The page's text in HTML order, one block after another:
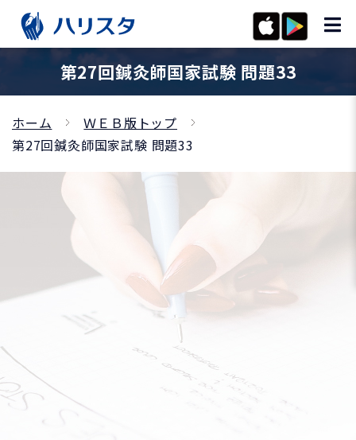
第27回鍼灸師国家試験 問題33
ホーム
ＷＥＢ版トップ
第27回鍼灸師国家試験 問題33